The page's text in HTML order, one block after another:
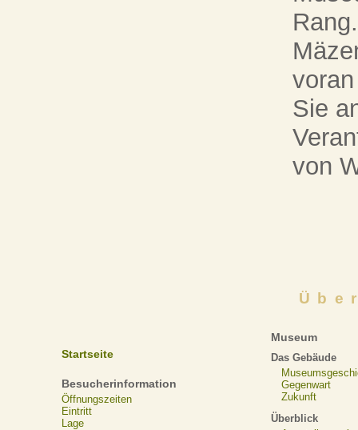
Sie
von
Startseite
Besucherinformation
Öffnungszeiten
Eintritt
Lage
Museum
Das Gebäude
Gegenwart
Zukunft
Überblick